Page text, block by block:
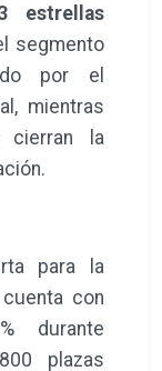
estrellas
segmento
por el
mientras
cierran la
para la
con
durante
plazas